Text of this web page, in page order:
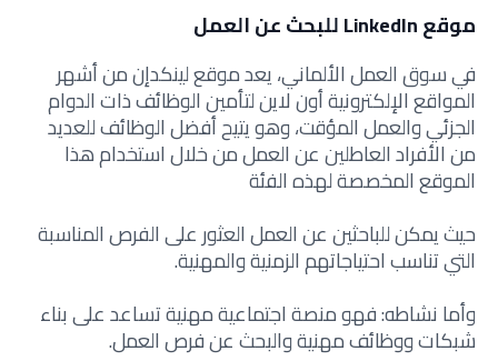
موقع LinkedIn للبحث عن العمل
في سوق العمل الألماني، يعد موقع لينكدإن من أشهر
المواقع الإلكترونية أون لاين لتأمين الوظائف ذات الدوام
الجزئي والعمل المؤقت، وهو يتيح أفضل الوظائف للعديد
من الأفراد العاطلين عن العمل من خلال استخدام هذا
الموقع المخصصة لهذه الفئة
حيث يمكن للباحثين عن العمل العثور على الفرص المناسبة
التي تناسب احتياجاتهم الزمنية والمهنية.
وأما نشاطه: فهو منصة اجتماعية مهنية تساعد على بناء
شبكات ووظائف مهنية والبحث عن فرص العمل.